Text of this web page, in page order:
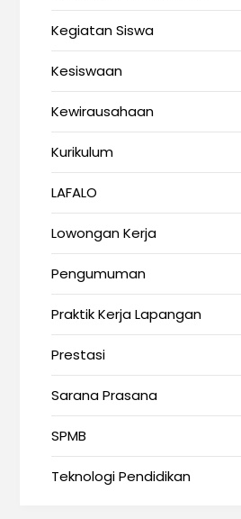
Kegiatan Siswa
Kesiswaan
Kewirausahaan
Kurikulum
LAFALO
Lowongan Kerja
Pengumuman
Praktik Kerja Lapangan
Prestasi
Sarana Prasana
SPMB
Teknologi Pendidikan